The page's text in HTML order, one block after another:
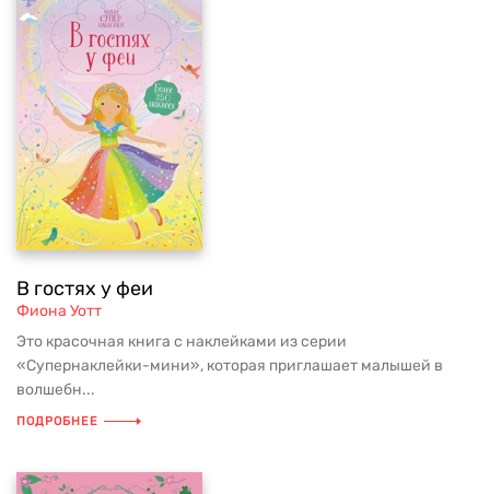
В гостях у феи
Фиона Уотт
Это красочная книга с наклейками из серии
«Супернаклейки-мини», которая приглашает малышей в
волшебн...
ПОДРОБНЕЕ